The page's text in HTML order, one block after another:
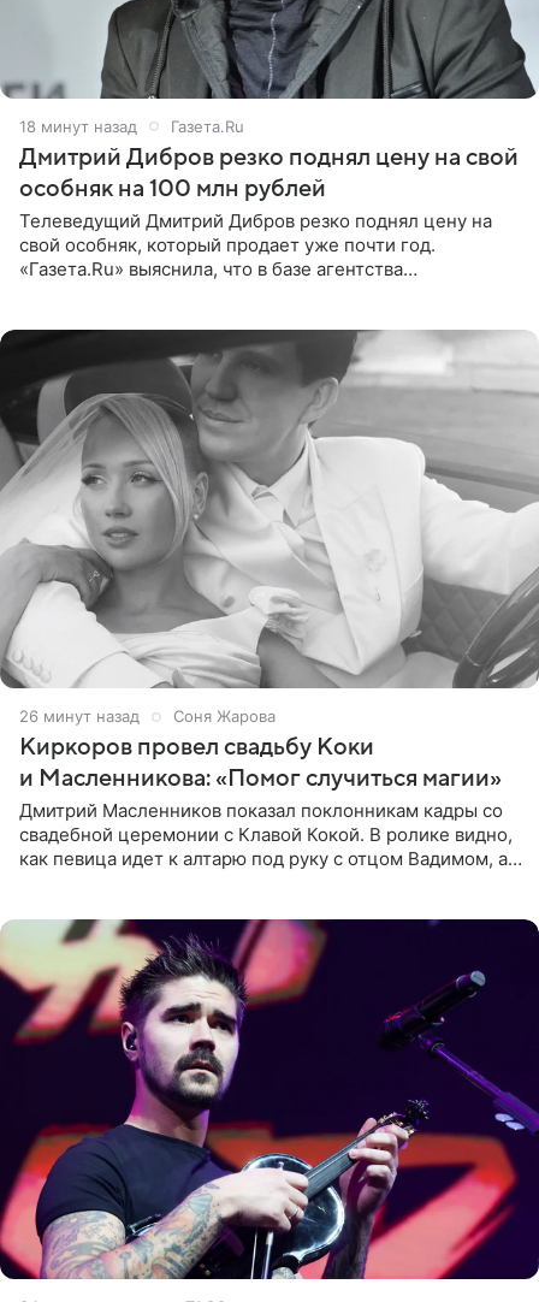
18 минут назад Газета.Ru
Дмитрий Дибров резко поднял цену на свой
особняк на 100 млн рублей
Телеведущий Дмитрий Дибров резко поднял цену на
свой особняк, который продает уже почти год.
«Газета.Ru» выяснила, что в базе агентства
26 минут назад Соня Жарова
Киркоров провел свадьбу Коки
и Масленникова: «Помог случиться магии»
Дмитрий Масленников показал поклонникам кадры со
свадебной церемонии с Клавой Кокой. В ролике видно,
как певица идет к алтарю под руку с отцом Вадимом, а у